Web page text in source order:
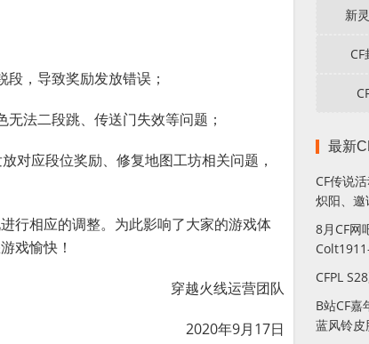
，导致奖励发放错误；
法二段跳、传送门失效等问题；
对应段位奖励、修复地图工坊相关问题，
行相应的调整。为此影响了大家的游戏体
戏愉快！
穿越火线运营团队
2020年9月17日
新
最新
CF传说
炽阳、邀
8月CF网
CFPL
B站CF
蓝风铃皮